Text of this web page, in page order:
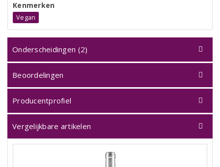
Kenmerken
Vegan
Onderscheidingen (2)
Beoordelingen
Producentprofiel
Vergelijkbare artikelen